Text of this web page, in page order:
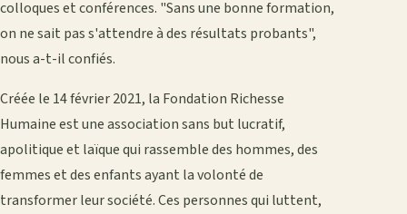
colloques et conférences. "Sans une bonne formation,
on ne sait pas s'attendre à des résultats probants",
nous a-t-il confiés.
Créée le 14 février 2021, la Fondation Richesse
Humaine est une association sans but lucratif,
apolitique et laïque qui rassemble des hommes, des
femmes et des enfants ayant la volonté de
transformer leur société. Ces personnes qui luttent,